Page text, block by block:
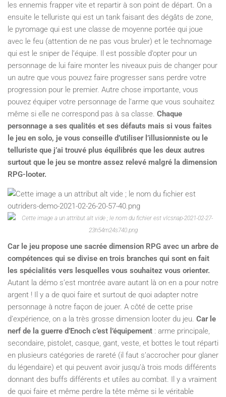
les ennemis frapper vite et repartir à son point de départ. On a
ensuite le telluriste qui est un tank faisant des dégâts de zone,
le pyromage qui est une classe de moyenne portée qui joue
avec le feu (attention de ne pas vous bruler) et le technomage
qui est le sniper de l’équipe. Il est possible d’opter pour un
personnage de lui faire monter les niveaux puis de changer pour
un autre que vous pouvez faire progresser sans perdre votre
progression pour le premier. Autre chose importante, vous
pouvez équiper votre personnage de l’arme que vous souhaitez
même si elle ne correspond pas à sa classe. Chaque
personnage a ses qualités et ses défauts mais si vous faites
le jeu en solo, je vous conseille d’utiliser l’illusionniste ou le
telluriste que j’ai trouvé plus équilibrés que les deux autres
surtout que le jeu se montre assez relevé malgré la dimension
RPG-looter.
Car le jeu propose une sacrée dimension RPG avec un arbre de
compétences qui se divise en trois branches qui sont en fait
les spécialités vers lesquelles vous souhaitez vous orienter.
Autant la démo s’est montrée avare autant là on en a pour notre
argent ! Il y a de quoi faire et surtout de quoi adapter notre
personnage à notre façon de jouer. A côté de cette prise
d’expérience, on a la très grosse dimension looter du jeu. Car le
nerf de la guerre d’Enoch c’est l’équipement : arme principale,
secondaire, pistolet, casque, gant, veste, et bottes le tout réparti
en plusieurs catégories de rareté (il faut s’accrocher pour glaner
du légendaire) et qui peuvent avoir jusqu’à trois mods différents
donnant des buffs différents et utiles au combat. Il y a vraiment
de quoi faire et même perdre la tête même si le véritable